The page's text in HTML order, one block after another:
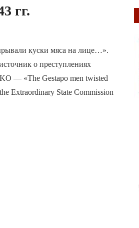
гг.
куски мяса на лице…».
о преступлениях
— «The Gestapo men twisted
Extraordinary State Commission